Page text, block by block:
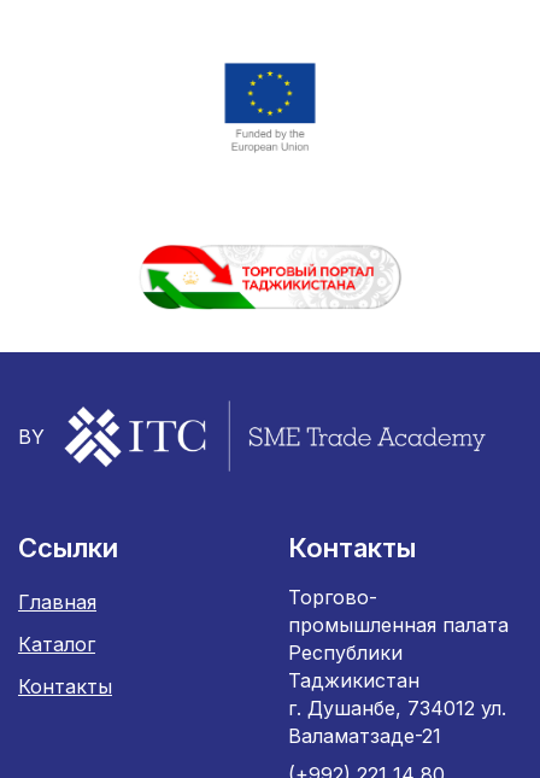
BY
Ссылки
Главная
Каталог
Контакты
Контакты
Торгово-
промышленная палата
Республики
Таджикистан
г. Душанбе, 734012 ул.
Валаматзаде-21